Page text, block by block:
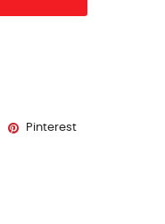
Pinterest